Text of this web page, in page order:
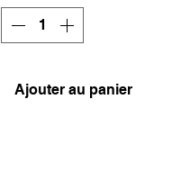
Ajouter au panier